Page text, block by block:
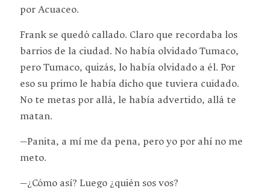
por Acuaceo.
Frank se quedó callado. Claro que recordaba los
barrios de la ciudad. No había olvidado Tumaco,
pero Tumaco, quizás, lo había olvidado a él. Por
eso su primo le había dicho que tuviera cuidado.
No te metas por allá, le había advertido, allá te
matan.
—Panita, a mí me da pena, pero yo por ahí no me
meto.
—¿Cómo así? Luego ¿quién sos vos?